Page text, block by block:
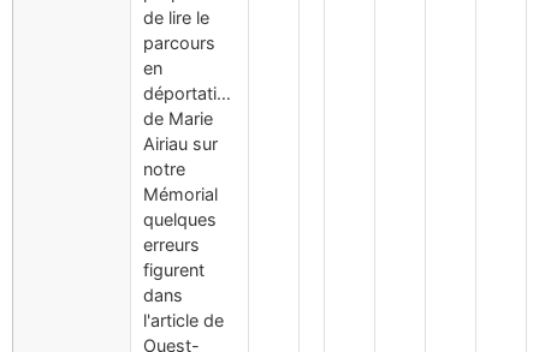
de lire le
parcours
en
déportation
de Marie
Airiau sur
notre
Mémorial
quelques
erreurs
figurent
dans
l'article de
Ouest-